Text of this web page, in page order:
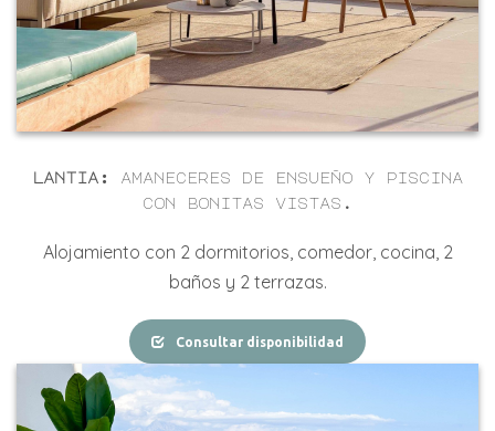
lantia:
amaneceres de ensueño y piscina
con bonitas vistas
Alojamiento con 2 dormitorios, comedor, cocina, 2
baños y 2 terrazas.
Consultar disponibilidad